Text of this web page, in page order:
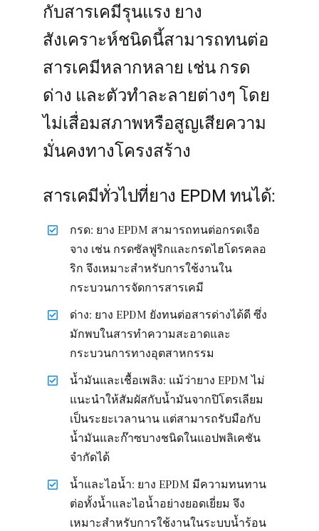
กับสารเคมีรุนแรง ยาง
สังเคราะห์ชนิดนี้สามารถทนต่อ
สารเคมีหลากหลาย เช่น กรด
ด่าง และตัวทำละลายต่างๆ โดย
ไม่เสื่อมสภาพหรือสูญเสียความ
มั่นคงทางโครงสร้าง
สารเคมีทั่วไปที่ยาง EPDM ทนได้:
กรด: ยาง EPDM สามารถทนต่อกรดเจือ
จาง เช่น กรดซัลฟูริกและกรดไฮโดรคลอ
ริก จึงเหมาะสำหรับการใช้งานใน
กระบวนการจัดการสารเคมี
ด่าง: ยาง EPDM ยังทนต่อสารด่างได้ดี ซึ่ง
มักพบในสารทำความสะอาดและ
กระบวนการทางอุตสาหกรรม
น้ำมันและเชื้อเพลิง: แม้ว่ายาง EPDM ไม่
แนะนำให้สัมผัสกับน้ำมันจากปิโตรเลียม
เป็นระยะเวลานาน แต่สามารถรับมือกับ
น้ำมันและก๊าซบางชนิดในแอปพลิเคชัน
จำกัดได้
น้ำและไอน้ำ: ยาง EPDM มีความทนทาน
ต่อทั้งน้ำและไอน้ำอย่างยอดเยี่ยม จึง
เหมาะสำหรับการใช้งานในระบบน้ำร้อน